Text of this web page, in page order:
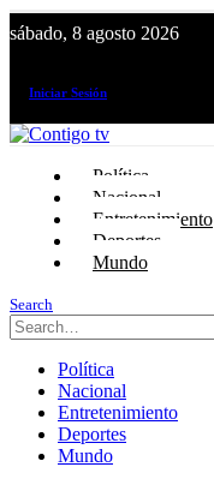
sábado, 8 agosto 2026
Iniciar Sesión
Política
Nacional
Entretenimiento
Deportes
Mundo
Search
Política
Nacional
Entretenimiento
Deportes
Mundo